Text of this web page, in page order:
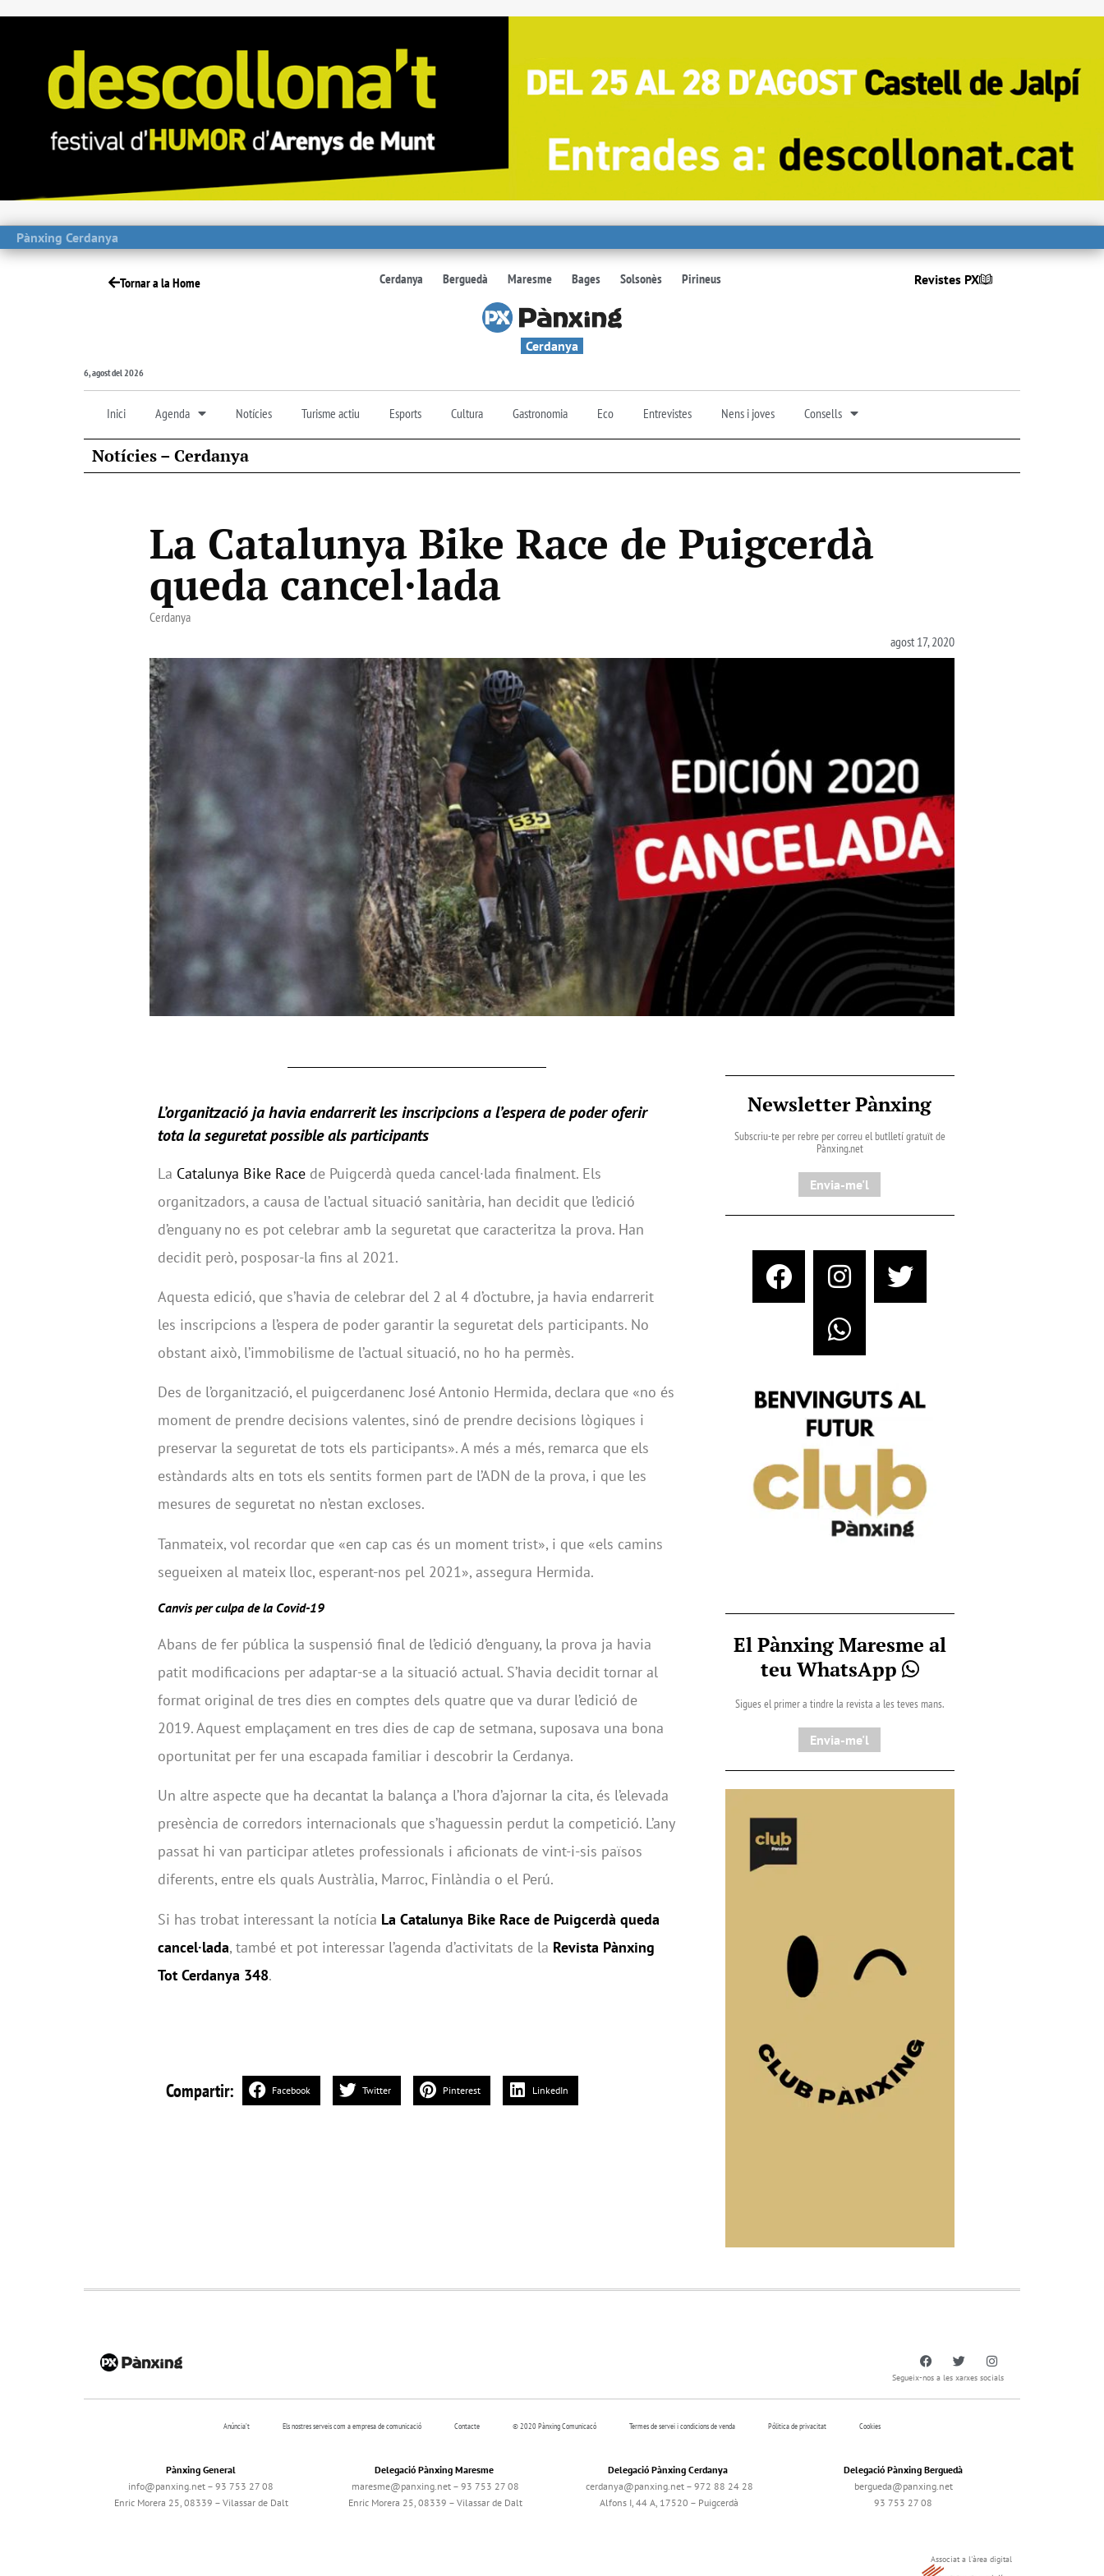
Pànxing Cerdanya
Tornar a la Home Cerdanya Berguedà Maresme Bages Solsonès Pirineus Revistes PX
Cerdanya
6, agost del 2026
Inici Agenda Notícies Turisme actiu Esports Cultura Gastronomia Eco Entrevistes Nens i joves Consells
Notícies – Cerdanya
La Catalunya Bike Race de Puigcerdà
queda cancel·lada
Cerdanya
agost 17, 2020
L’organització ja havia endarrerit les inscripcions a l’espera de poder oferir
tota la seguretat possible als participants
La Catalunya Bike Race de Puigcerdà queda cancel·lada finalment. Els
organitzadors, a causa de l’actual situació sanitària, han decidit que l’edició
d’enguany no es pot celebrar amb la seguretat que caracteritza la prova. Han
decidit però, posposar-la fins al 2021.
Aquesta edició, que s’havia de celebrar del 2 al 4 d’octubre, ja havia endarrerit
les inscripcions a l’espera de poder garantir la seguretat dels participants. No
obstant això, l’immobilisme de l’actual situació, no ho ha permès.
Des de l’organització, el puigcerdanenc José Antonio Hermida, declara que «no és
moment de prendre decisions valentes, sinó de prendre decisions lògiques i
preservar la seguretat de tots els participants». A més a més, remarca que els
estàndards alts en tots els sentits formen part de l’ADN de la prova, i que les
mesures de seguretat no n’estan excloses.
Tanmateix, vol recordar que «en cap cas és un moment trist», i que «els camins
segueixen al mateix lloc, esperant-nos pel 2021», assegura Hermida.
Canvis per culpa de la Covid-19
Abans de fer pública la suspensió final de l’edició d’enguany, la prova ja havia
patit modificacions per adaptar-se a la situació actual. S’havia decidit tornar al
format original de tres dies en comptes dels quatre que va durar l’edició de
2019. Aquest emplaçament en tres dies de cap de setmana, suposava una bona
oportunitat per fer una escapada familiar i descobrir la Cerdanya.
Un altre aspecte que ha decantat la balança a l’hora d’ajornar la cita, és l’elevada
presència de corredors internacionals que s’haguessin perdut la competició. L’any
passat hi van participar atletes professionals i aficionats de vint-i-sis països
diferents, entre els quals Austràlia, Marroc, Finlàndia o el Perú.
Si has trobat interessant la notícia La Catalunya Bike Race de Puigcerdà queda
cancel·lada, també et pot interessar l’agenda d’activitats de la Revista Pànxing
Tot Cerdanya 348.
Compartir: Facebook Twitter Pinterest LinkedIn
Newsletter Pànxing
Subscriu-te per rebre per correu el butlletí gratuït de
Pànxing.net​
Envia-me'l
El Pànxing Maresme al
teu WhatsApp
Sigues el primer a tindre la revista a les teves mans.
Envia-me'l
Segueix-nos a les xarxes socials
Anúncia’t Els nostres serveis com a empresa de comunicació Contacte © 2020 Pànxing Comunicacó Termes de servei i condicions de venda Pólitica de privacitat Cookies
Pànxing General
info@panxing.net – 93 753 27 08
Enric Morera 25, 08339 – Vilassar de Dalt
Delegació Pànxing Maresme
maresme@panxing.net – 93 753 27 08
Enric Morera 25, 08339 – Vilassar de Dalt
Delegació Pànxing Cerdanya
cerdanya@panxing.net – 972 88 24 28
Alfons I, 44 A, 17520 – Puigcerdà
Delegació Pànxing Berguedà
bergueda@panxing.net
93 753 27 08
Associat a l'àrea digital